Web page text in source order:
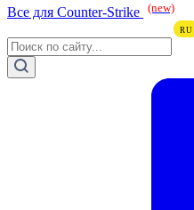
Все для Counter-Strike (new)
RU